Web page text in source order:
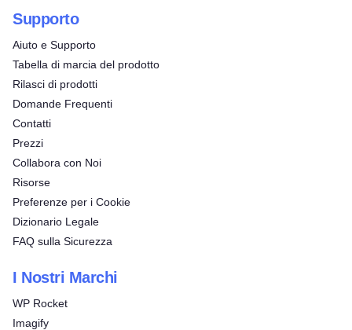
Supporto
Aiuto e Supporto
Tabella di marcia del prodotto
Rilasci di prodotti
Domande Frequenti
Contatti
Prezzi
Collabora con Noi
Risorse
Preferenze per i Cookie
Dizionario Legale
FAQ sulla Sicurezza
I Nostri Marchi
WP Rocket
Imagify